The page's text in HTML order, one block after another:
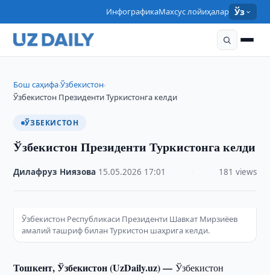
ИнфографикаМахсус лойиҳалар Ўз
Бош саҳифа›Ўзбекистон›
Ўзбекистон Президенти Туркистонга келди
ЎЗБЕКИСТОН
Ўзбекистон Президенти Туркистонга келди
Дилафруз Ниязова 15.05.2026 17:01 181 views
Ўзбекистон Республикаси Президенти Шавкат Мирзиёев
амалий ташриф билан Туркистон шаҳрига келди.
Тошкент, Ўзбекистон (UzDaily.uz) —Ўзбекистон